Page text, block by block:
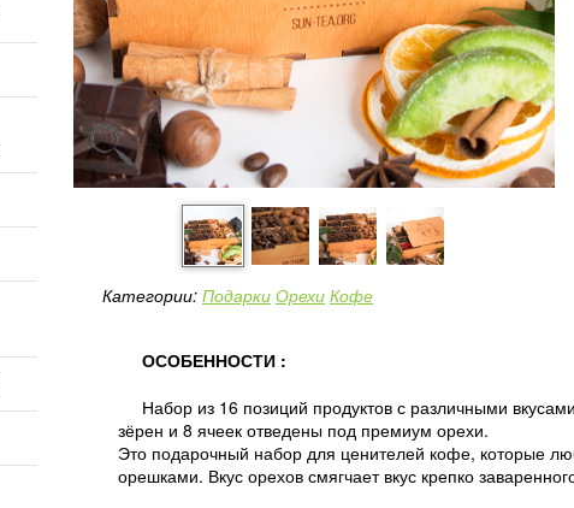
Категории: Подарки Орехи Кофе
ОСОБЕННОСТИ :
Набор из 16 позиций продуктов с различными
зёрен и 8 ячеек отведены под премиум орехи.
Это подарочный набор для ценителей кофе, которые
орешками. Вкус орехов смягчает вкус крепко